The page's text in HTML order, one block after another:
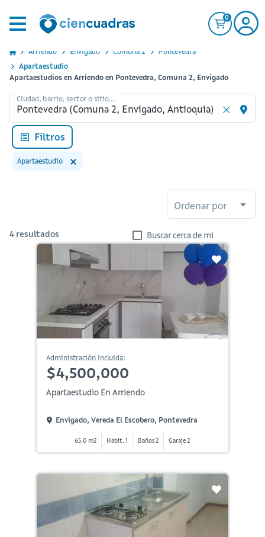
0
Arriendo Envigado Comuna 2
Pontevedra
Apartaestudio
Apartaestudios en Arriendo en Pontevedra, Comuna 2, Envigado
Ciudad, barrio, sector o sitio...
Filtros
Apartaestudio
Ordenar por
4 resultados Buscar cerca de mi
Administración incluida:
$4,500,000
Apartaestudio En Arriendo
Envigado, Vereda El Escobero, Pontevedra
65.0 m2 Habit. 1 Baños 2 Garaje 2